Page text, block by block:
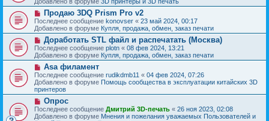
е
щ
н
и
е
о
с
о
о
б
щ
е
и
е
Н
о
в
о
е
с
о
о
б
щ
е
н
и
е
Продаю 3DQ Prism Pro v2
Последнее сообщение konovser « 23 май 2024, 00:17
Добавлено в форуме Купля, продажа, обмен, заказ печати
Н
о
в
о
е
с
о
о
б
щ
е
н
Доработать STL файл и распечатать (Москва)
Последнее сообщение plotn « 08 фев 2024, 13:21
Добавлено в форуме Купля, продажа, обмен, заказ печати
Н
о
в
о
е
с
о
о
Asa филамент
Последнее сообщение rudikdmb11 « 04 фев 2024, 07:26
Добавлено в форуме Помощь сообщества в эксплуатации китайских 3D
принтеров
Н
о
в
Опрос
Последнее сообщение Дмитрий 3D-печать « 26 ноя 2023, 02:08
Добавлено в форуме Мнения и пожелания уважаемых Пользователей и